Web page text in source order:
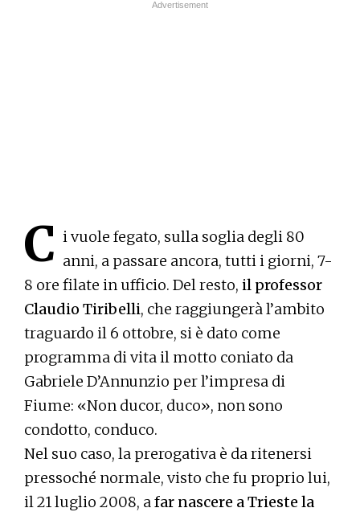
C i vuole fegato, sulla soglia degli 80
anni, a passare ancora, tutti i giorni, 7-
8 ore filate in ufficio. Del resto, il professor
Claudio Tiribelli, che raggiungerà l’ambito
traguardo il 6 ottobre, si è dato come
programma di vita il motto coniato da
Gabriele D’Annunzio per l’impresa di
Fiume: «Non ducor, duco», non sono
condotto, conduco.
Nel suo caso, la prerogativa è da ritenersi
pressoché normale, visto che fu proprio lui,
il 21 luglio 2008, afar nascere a Trieste la